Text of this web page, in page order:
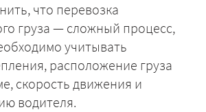
что перевозка
груза — сложный процесс,
учитывать
расположение груза
скорость движения и
водителя.